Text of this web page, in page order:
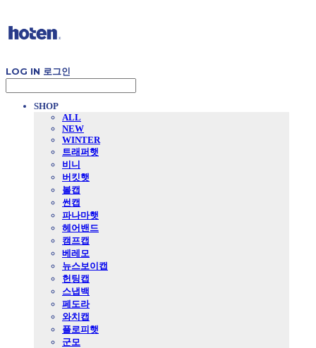
LOG IN 로그인
SHOP
ALL
NEW
WINTER
트래퍼햇
비니
버킷햇
볼캡
썬캡
파나마햇
헤어밴드
캠프캡
베레모
뉴스보이캡
헌팅캡
스냅백
페도라
와치캡
플로피햇
군모